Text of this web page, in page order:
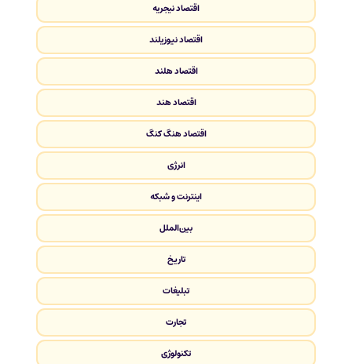
اقتصاد نیجریه
اقتصاد نیوزیلند
اقتصاد هلند
اقتصاد هند
اقتصاد هنگ کنگ
انرژی
اینترنت و شبکه
بین‌الملل
تاریخ
تبلیغات
تجارت
تکنولوژی